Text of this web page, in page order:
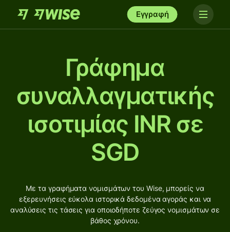
Εγγραφή
Γράφημα
συναλλαγματικής
ισοτιμίας INR σε
SGD
Με τα γραφήματα νομισμάτων του Wise, μπορείς να
εξερευνήσεις εύκολα ιστορικά δεδομένα αγοράς και να
αναλύσεις τις τάσεις για οποιοδήποτε ζεύγος νομισμάτων σε
βάθος χρόνου.